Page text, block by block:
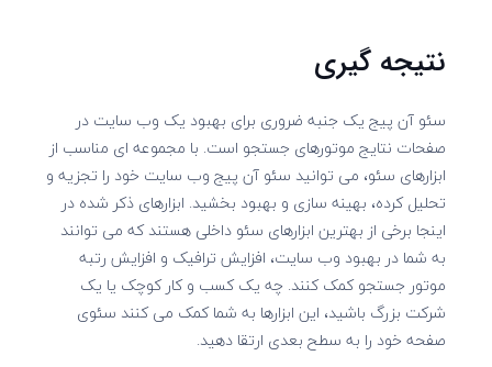
نتیجه گیری
سئو آن پیج یک جنبه ضروری برای بهبود یک وب سایت در
صفحات نتایج موتورهای جستجو است. با مجموعه ای مناسب از
ابزارهای سئو، می توانید سئو آن پیج وب سایت خود را تجزیه و
تحلیل کرده، بهینه سازی و بهبود بخشید. ابزارهای ذکر شده در
اینجا برخی از بهترین ابزارهای سئو داخلی هستند که می توانند
به شما در بهبود وب سایت، افزایش ترافیک و افزایش رتبه
موتور جستجو کمک کنند. چه یک کسب و کار کوچک یا یک
شرکت بزرگ باشید، این ابزارها به شما کمک می کنند سئوی
صفحه خود را به سطح بعدی ارتقا دهید.